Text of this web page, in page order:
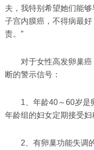
夫，我特别希望她们能
子宫内膜癌，不得病最
责。”
对于女性高发卵巢
断的警示信号：
1、年龄40～60岁是
年龄组的妇女定期接受妇
2、有卵巢功能失调